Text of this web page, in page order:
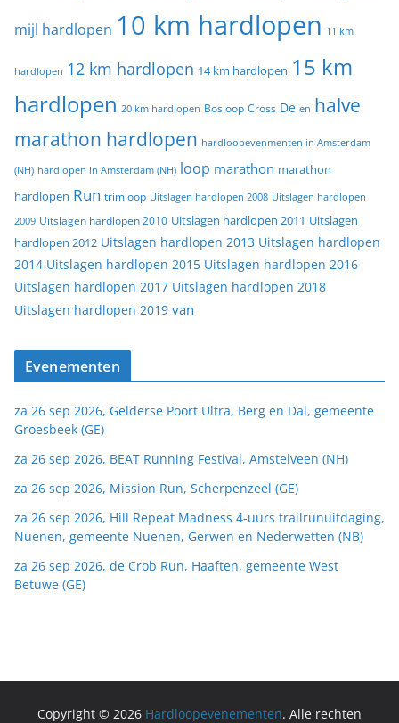
mijl hardlopen 10 km hardlopen 11 km
hardlopen 12 km hardlopen 14 km hardlopen 15 km
hardlopen 20 km hardlopen Bosloop Cross De en halve
marathon hardlopen hardloopevenmenten in Amsterdam
(NH) hardlopen in Amsterdam (NH) loop marathon marathon
hardlopen Run trimloop Uitslagen hardlopen 2008 Uitslagen hardlopen
2009 Uitslagen hardlopen 2010 Uitslagen hardlopen 2011 Uitslagen
hardlopen 2012 Uitslagen hardlopen 2013 Uitslagen hardlopen
2014 Uitslagen hardlopen 2015 Uitslagen hardlopen 2016
Uitslagen hardlopen 2017 Uitslagen hardlopen 2018
Uitslagen hardlopen 2019 van
Evenementen
za 26 sep 2026, Gelderse Poort Ultra, Berg en Dal, gemeente
Groesbeek (GE)
za 26 sep 2026, BEAT Running Festival, Amstelveen (NH)
za 26 sep 2026, Mission Run, Scherpenzeel (GE)
za 26 sep 2026, Hill Repeat Madness 4-uurs trailrunuitdaging,
Nuenen, gemeente Nuenen, Gerwen en Nederwetten (NB)
za 26 sep 2026, de Crob Run, Haaften, gemeente West
Betuwe (GE)
Copyright © 2026 Hardloopevenementen. Alle rechten